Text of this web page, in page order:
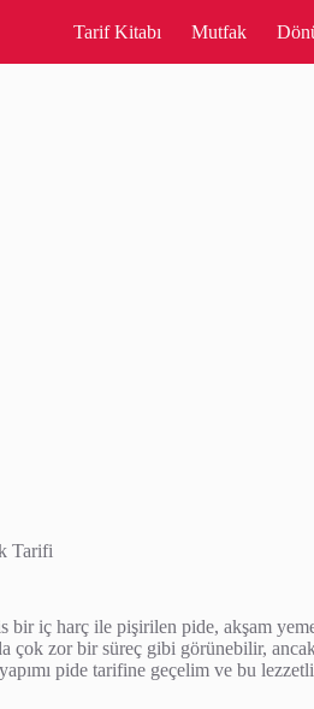
Tarif Kitabı Mutfak
Tarifi
bir iç harç ile pişirilen pide, akşam
çok zor bir süreç gibi görünebilir,
pide tarifine geçelim ve bu